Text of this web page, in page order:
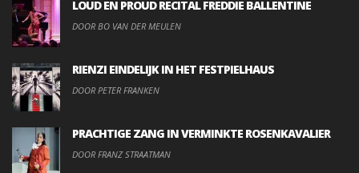
LOUD EN PROUD RECITAL FREDDIE BALLENTINE
DOOR BO VAN DER MEULEN
RIENZI EINDELIJK IN HET FESTPIELHAUS
DOOR PETER FRANKEN
PRACHTIGE ZANG IN VERMINKTE ROSENKAVALIER
DOOR FRANZ STRAATMAN